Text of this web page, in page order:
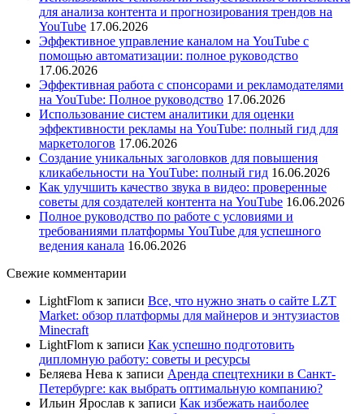
для анализа контента и прогнозирования трендов на
YouTube 17.06.2026
Эффективное управление каналом на YouTube с
помощью автоматизации: полное руководство
17.06.2026
Эффективная работа с спонсорами и рекламодателями
на YouTube: Полное руководство 17.06.2026
Использование систем аналитики для оценки
эффективности рекламы на YouTube: полный гид для
маркетологов 17.06.2026
Создание уникальных заголовков для повышения
кликабельности на YouTube: полный гид 16.06.2026
Как улучшить качество звука в видео: проверенные
советы для создателей контента на YouTube 16.06.2026
Полное руководство по работе с условиями и
требованиями платформы YouTube для успешного
ведения канала 16.06.2026
Свежие комментарии
LightFlom к записи Все, что нужно знать о сайте LZT
Market: обзор платформы для майнеров и энтузиастов
Minecraft
LightFlom к записи Как успешно подготовить
дипломную работу: советы и ресурсы
Беляева Нева к записи Аренда спецтехники в Санкт-
Петербурге: как выбрать оптимальную компанию?
Ильин Ярослав к записи Как избежать наиболее